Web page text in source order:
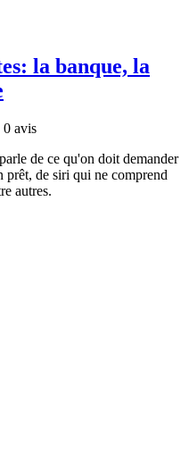
la banque, la
0 avis
de ce qu'on doit demander
prêt, de siri qui ne comprend
autres.